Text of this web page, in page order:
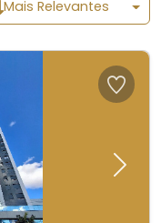
Mais Relevantes
Next